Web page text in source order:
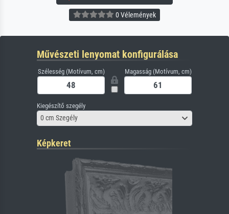
0 Vélemények
Művészeti lenyomat konfigurálása
Szélesség (Motívum, cm) Magasság (Motívum, cm)
Kiegészítő szegély
0 cm Szegély
Képkeret